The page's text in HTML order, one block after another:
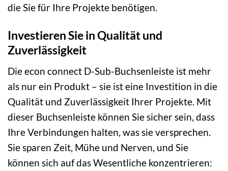
die Sie für Ihre Projekte benötigen.
Investieren Sie in Qualität und
Zuverlässigkeit
Die econ connect D-Sub-Buchsenleiste ist mehr
als nur ein Produkt – sie ist eine Investition in die
Qualität und Zuverlässigkeit Ihrer Projekte. Mit
dieser Buchsenleiste können Sie sicher sein, dass
Ihre Verbindungen halten, was sie versprechen.
Sie sparen Zeit, Mühe und Nerven, und Sie
können sich auf das Wesentliche konzentrieren: